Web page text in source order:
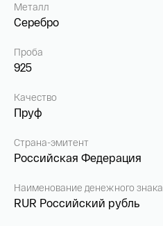
Металл
Серебро
Проба
925
Качество
Пруф
Страна-эмитент
Российская Федерация
Наименование денежного знака
RUR Российский рубль